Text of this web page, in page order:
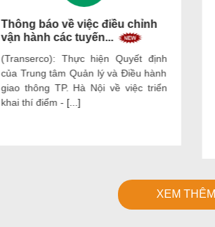
Thông báo về việc điều chỉnh
vận hành các tuyến...
(Transerco): Thực hiện Quyết định
của Trung tâm Quản lý và Điều hành
giao thông TP. Hà Nội về việc triển
khai thí điểm - [...]
XEM THÊM